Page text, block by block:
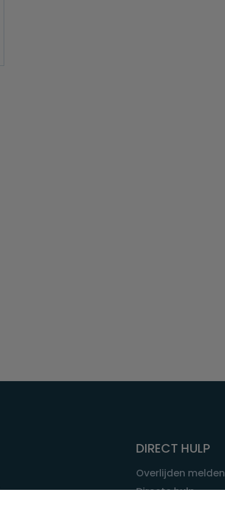
DIRECT HULP
Overlijden melden
Directe hulp